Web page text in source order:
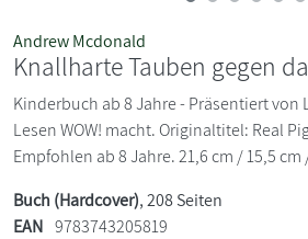
Andrew Mcdonald
Knallharte Tauben gegen
Kinderbuch ab 8 Jahre - Präsentiert von
Lesen WOW! macht. Originaltitel: Real
Empfohlen ab 8 Jahre. 21,6 cm / 15,5 cm
Buch (Hardcover), 208 Seiten
EAN 9783743205819